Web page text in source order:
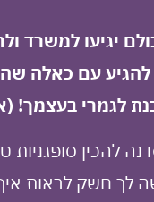
יגיעו למשרד
עם כאלה
לגמרי בעצמך!
להכין סופגניות
לך חשק לראות